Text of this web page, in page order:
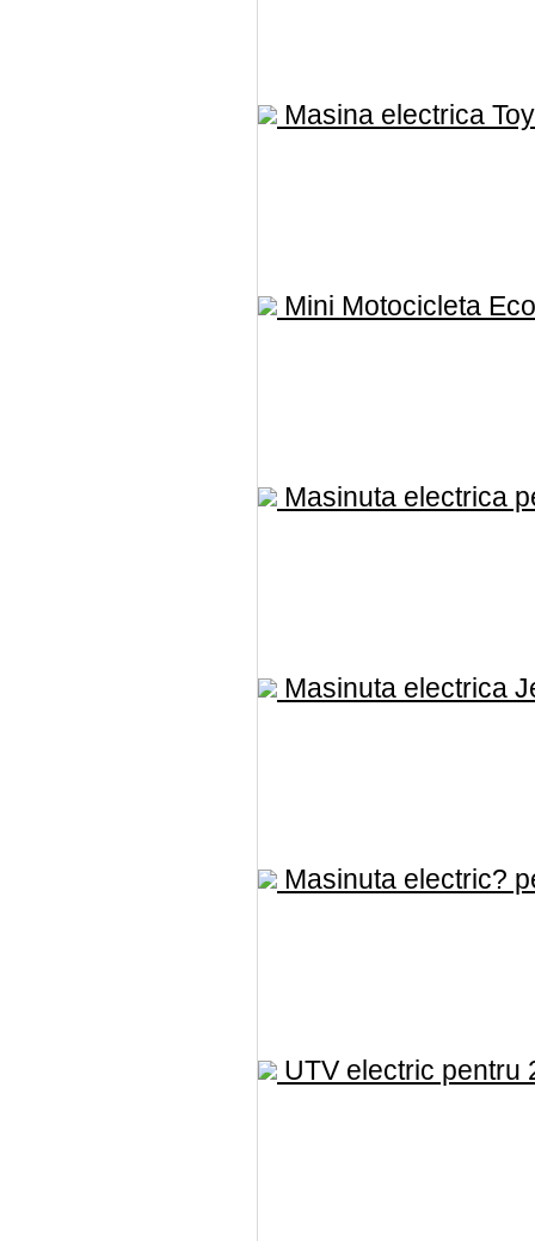
Masina electrica
Mini Motocicleta
Masinuta electrica
Masinuta electrica
Masinuta electric?
UTV electric pentru